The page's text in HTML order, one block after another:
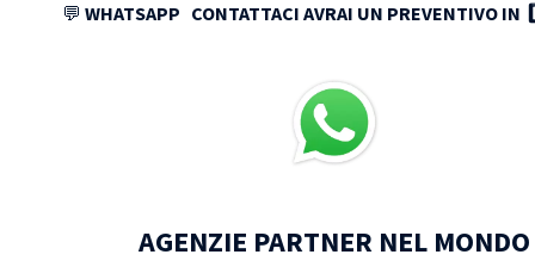
💬 WHATSAPP CONTATTACI AVRAI UN PREVENTIVO IN
AGENZIE PARTNER NEL MONDO